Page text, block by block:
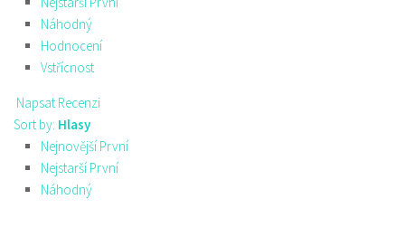
Náhodný
Hodnocení
Vstřícnost
Napsat Recenzi
Sort by: Hlasy
Nejnovější První
Nejstarší První
Náhodný